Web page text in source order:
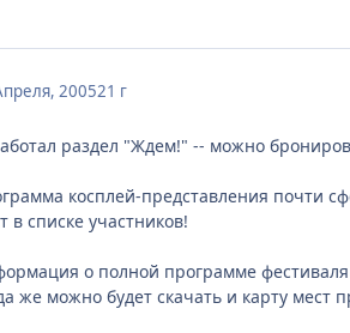
200521 г
раздел "Ждем!" -- можно
косплей-представления почти
в списке участников!
о полной программе фестиваля
же можно будет скачать и карту мест